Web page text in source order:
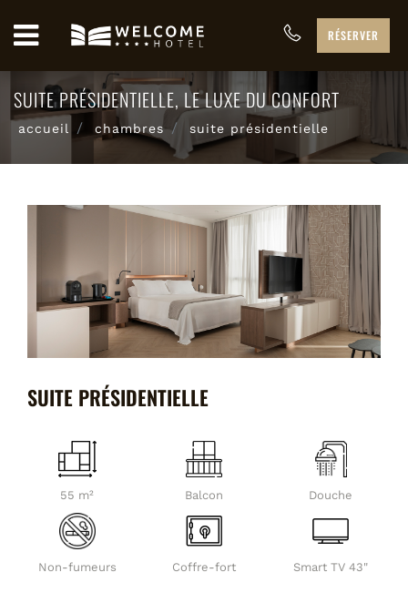
SUITE PRÉSIDENTIELLE, LE LUXE DU CONFORT
accueil chambres suite présidentielle
SUITE PRÉSIDENTIELLE
55 m² Balcon Douche
Non-fumeurs Coffre-fort Smart TV 43"
RÉSERVER